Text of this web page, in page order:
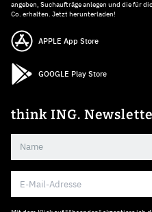
angeben, Suchaufträge anlegen und die für
Co. erhalten. Jetzt herunterladen!
APPLE App Store
GOOGLE Play Store
think ING.